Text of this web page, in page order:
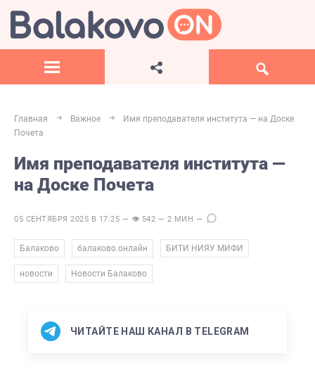
Главная Важное
Имя преподавателя института — на Доске
Почета
Имя преподавателя института —
на Доске Почета
05 СЕНТЯБРЯ 2025 В 17:25 — 👁 542 — 2 МИН —
Балаково балаково.онлайн БИТИ НИЯУ МИФИ
новости Новости Балаково
ЧИТАЙТЕ НАШ КАНАЛ В TELEGRAM